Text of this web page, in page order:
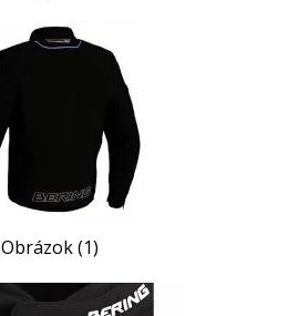
Obrázok (1)